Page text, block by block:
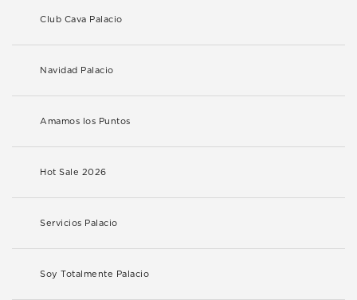
Club Cava Palacio
Navidad Palacio
Amamos los Puntos
Hot Sale 2026
Servicios Palacio
Soy Totalmente Palacio